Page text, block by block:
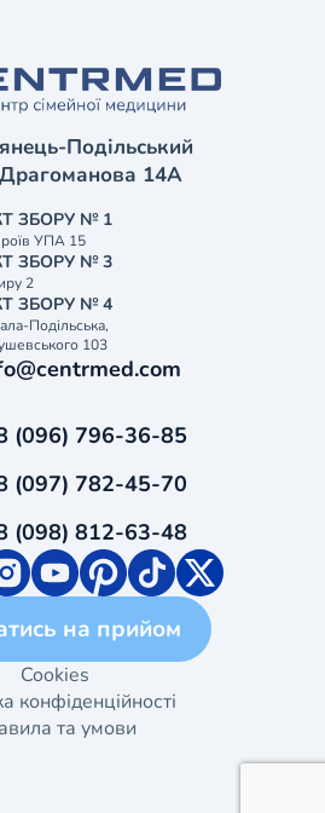
Подільський
14А
ЗБОРУ № 1
УПА 15
ЗБОРУ № 3
2
ЗБОРУ № 4
Подільська,
103
(096) 796-36-85
(097) 782-45-70
(098) 812-63-48
на прийом
Cookies
конфіденційності
та умови